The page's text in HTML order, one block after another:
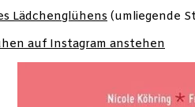
Lädchenglühens (umliegende
auf Instagram anstehen